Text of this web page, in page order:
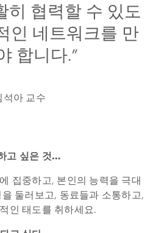
히 협력할 수 있도
인 네트워크를 만
합니다.”
석아 교수
고 싶은 것…
집중하고, 본인의 능력을 극대
둘러보고, 동료들과 소통하고,
인 태도를 취하세요.